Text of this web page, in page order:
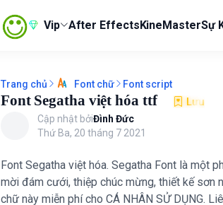
Vip After EffectsKineMasterSự
Trang chủ Font chữ Font script
Font Segatha việt hóa ttf Lưu
Cập nhật bởiĐình Đức
Thứ Ba, 20 tháng 7 2021
Font Segatha việt hóa. Segatha Font là một
mời đám cưới, thiệp chúc mừng, thiết kế sơn
chữ này miễn phí cho CÁ NHÂN SỬ DỤNG.
(Ủng hộ admin)